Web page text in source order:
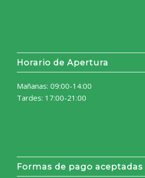
Horario de Apertura
Mañanas: 09:00-14:00
Tardes: 17:00-21:00
Formas de pago aceptadas